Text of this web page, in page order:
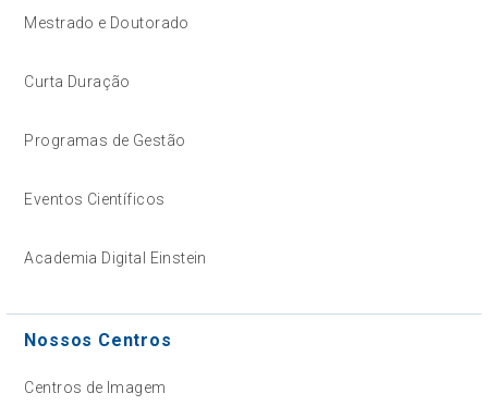
Mestrado e Doutorado
Curta Duração
Programas de Gestão
Eventos Científicos
Academia Digital Einstein
Nossos Centros
Centros de Imagem